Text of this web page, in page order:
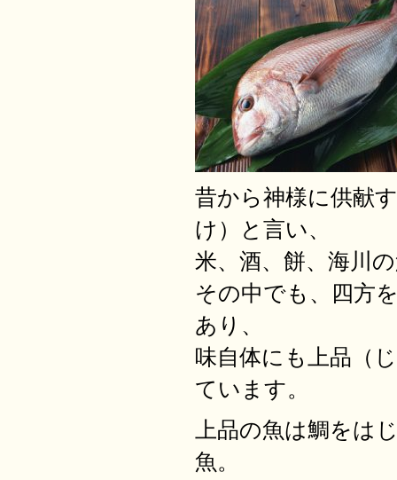
昔から神様に供献
け）と言い、
米、酒、餅、海川
その中でも、四方
あり、
味自体にも上品（
ています。
上品の魚は鯛をは
魚。